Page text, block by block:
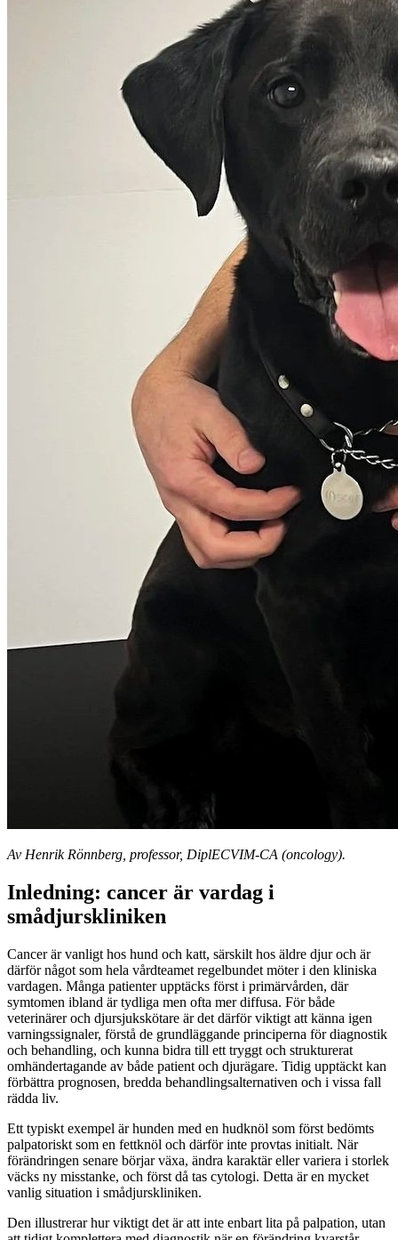
Av Henrik Rönnberg, professor, DiplECVIM-CA (oncology).
Inledning: cancer är vardag i
smådjurskliniken
Cancer är vanligt hos hund och katt, särskilt hos äldre djur och är
därför något som hela vårdteamet regelbundet möter i den kliniska
vardagen. Många patienter upptäcks först i primärvården, där
symtomen ibland är tydliga men ofta mer diffusa. För både
veterinärer och djursjukskötare är det därför viktigt att känna igen
varningssignaler, förstå de grundläggande principerna för diagnostik
och behandling, och kunna bidra till ett tryggt och strukturerat
omhändertagande av både patient och djurägare. Tidig upptäckt kan
förbättra prognosen, bredda behandlingsalternativen och i vissa fall
rädda liv.
Ett typiskt exempel är hunden med en hudknöl som först bedömts
palpatoriskt som en fettknöl och därför inte provtas initialt. När
förändringen senare börjar växa, ändra karaktär eller variera i storlek
väcks ny misstanke, och först då tas cytologi. Detta är en mycket
vanlig situation i smådjurskliniken.
Den illustrerar hur viktigt det är att inte enbart lita på palpation, utan